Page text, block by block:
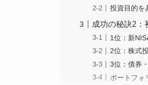
投資目的を
成功の秘訣2：
1位：新
2位：株式
3位：債券
ポートフォ